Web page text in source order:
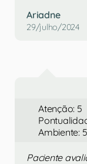
Ariadne
29/julho/2024
Atenção: 5
Ambiente: 5
Paciente